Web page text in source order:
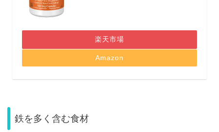
楽天市場
Amazon
鉄を多く含む食材